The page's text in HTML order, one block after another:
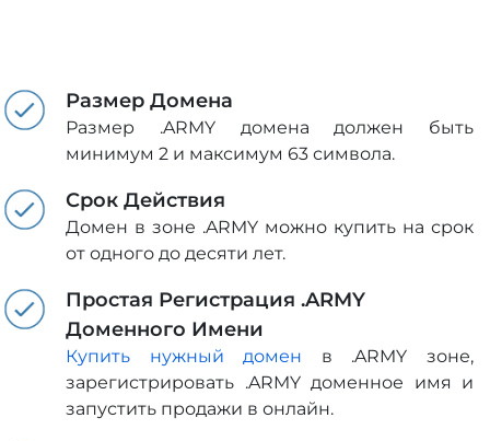
Размер Домена
Размер .ARMY домена должен быть
минимум 2 и максимум 63 символа.
Срок Действия
Домен в зоне .ARMY можно купить на срок
от одного до десяти лет.
Простая Регистрация .ARMY
Доменного Имени
Купить нужный домен в .ARMY зоне,
зарегистрировать .ARMY доменное имя и
запустить продажи в онлайн.